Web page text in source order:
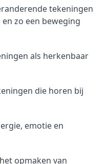
tekeningen
zo een beweging
als herkenbaar
die horen bij
emotie en
opmaken van